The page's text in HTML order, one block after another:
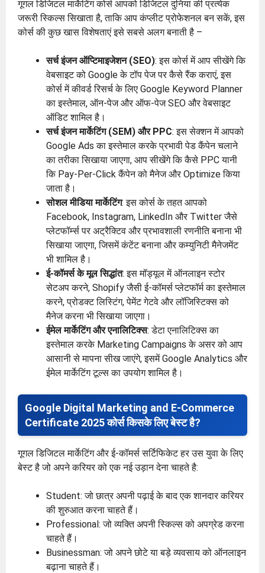
गूगल डिजिटल मार्केटिंग कोर्स आपको डिजिटल दुनिया की प्रत्येक
जरूरी स्किल्स सिखाता है, ताकि आप कंप्लीट प्रोफेशनल बन सकें, इस
कोर्स की कुछ खास विशेषताएं इसे सबसे अलग बनाती है –
सर्च इंजन ऑप्टिमाइजेशन (SEO): इस कोर्स में आप सीखेंगे कि
वेबसाइट को Google के टॉप पेज पर कैसे रैंक कराएं, इस
कोर्स में कीवर्ड रिसर्च के लिए Google Keyword Planner
का इस्तेमाल, ऑन-पेज और ऑफ-पेज SEO और वेबसाइट
ऑडिट शामिल है।
सर्च इंजन मार्केटिंग (SEM) और PPC: इस सेक्शन में आपको
Google Ads का इस्तेमाल करके प्रभावी पेड कैंपेन चलाने
का तरीका सिखाया जाएगा, आप सीखेंगे कि कैसे PPC यानी
कि Pay-Per-Click कैंपेन को मैनेज और Optimize किया
जाता है।
सोशल मीडिया मार्केटिंग: इस कोर्स के तहत आपको
Facebook, Instagram, LinkedIn और Twitter जैसे
प्लेटफॉर्म्स पर अट्रैक्टिव और प्रभावशाली रणनीति बनाना भी
सिखाया जाएगा, जिसमें कंटेंट बनाना और कम्युनिटी मैनेजमेंट
भी शामिल है।
ई-कॉमर्स के मूल सिद्धांत: इस मॉड्यूल में ऑनलाइन स्टोर
सेटअप करने, Shopify जैसी ई-कॉमर्स प्लेटफॉर्म का इस्तेमाल
करने, प्रोडक्ट लिस्टिंग, पेमेंट गेटवे और लॉजिस्टिक्स को
मैनेज करना भी सिखाया जाएगा।
ईमेल मार्केटिंग और एनालिटिक्स: डेटा एनालिटिक्स का
इस्तेमाल करके Marketing Campaigns के असर को आप
आसानी से मापना सीख जाएंगे, इसमें Google Analytics और
ईमेल मार्केटिंग टूल्स का उपयोग शामिल है।
Google Digital Marketing and E-Commerce
Certificate 2025 कोर्स किसके लिए बेस्ट है?
गूगल डिजिटल मार्केटिंग और ई-कॉमर्स सर्टिफिकेट हर उस युवा के लिए
बेस्ट है जो अपने करियर को एक नई उड़ान देना चाहते है:
Student: जो छात्र अपनी पढ़ाई के बाद एक शानदार करियर
की शुरुआत करना चाहते हैं।
Professional: जो व्यक्ति अपनी स्किल्स को अपग्रेड करना
चाहते हैं।
Businessman: जो अपने छोटे या बड़े व्यवसाय को ऑनलाइन
बढ़ाना चाहते हैं।